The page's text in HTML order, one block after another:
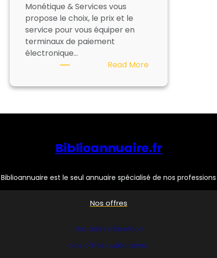
Monétique & Services vous
propose le choix, le prix et le
service pour vous équiper en
terminaux de paiement
électronique…
Read More:
&
Biblioannuaire.fr
Biblioannuaire est le seul annuaire spécialisé de nos professions
Nos offres
Nos tarifs d’insertion
Nos offres publicitaires